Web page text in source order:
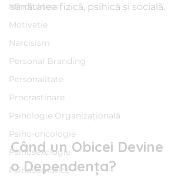
Mindfulness
Motivație
Narcisism
Personal Branding
Personalitate
Procrastinare
Psihologie Organizațională
Psiho-oncologie
Psihosexologie
Psihosomatică
sănătatea fizică, psihică și socială.
Când un Obicei Devine
o Dependența?